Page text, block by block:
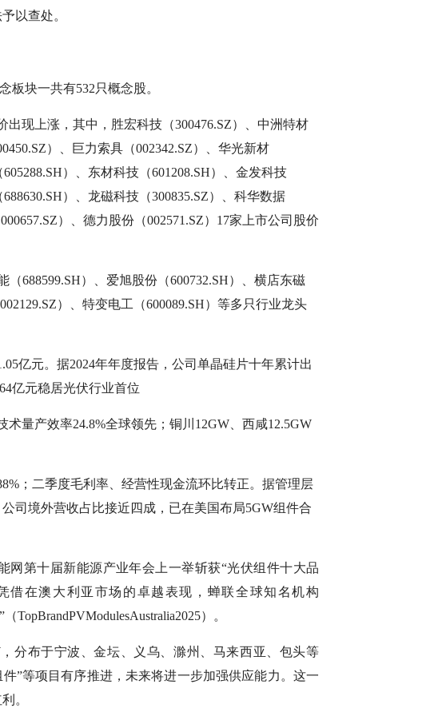
以查处。
板块一共有532只概念股。
现上涨，其中，胜宏科技（300476.SZ）、中洲特材
）、巨力索具（002342.SZ）、华光新材
）、东材科技（601208.SH）、金发科技
）、龙磁科技（300835.SZ）、科华数据
）、德力股份（002571.SZ）17家上市公司股价
688599.SH）、爱旭股份（600732.SH）、横店东磁
）、特变电工（600089.SH）等多只行业龙头
亿元。据2024年年度报告，公司单晶硅片十年累计出
亿元稳居光伏行业首位
量产效率24.8%全球领先；铜川12GW、西咸12.5GW
；二季度毛利率、经营性现金流环比转正。据管理层
司境外营收占比接近四成，已在美国布局5GW组件合
网第十届新能源产业年会上一举斩获“光伏组件十大品
借在澳大利亚市场的卓越表现，蝉联全球知名机构
TopBrandPVModulesAustralia2025）。
分布于宁波、金坛、义乌、滁州、马来西亚、包头等
”等项目有序推进，未来将进一步加强供应能力。这一
。